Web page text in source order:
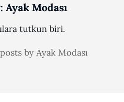
Ayak Modası
tutkun biri.
by Ayak Modası